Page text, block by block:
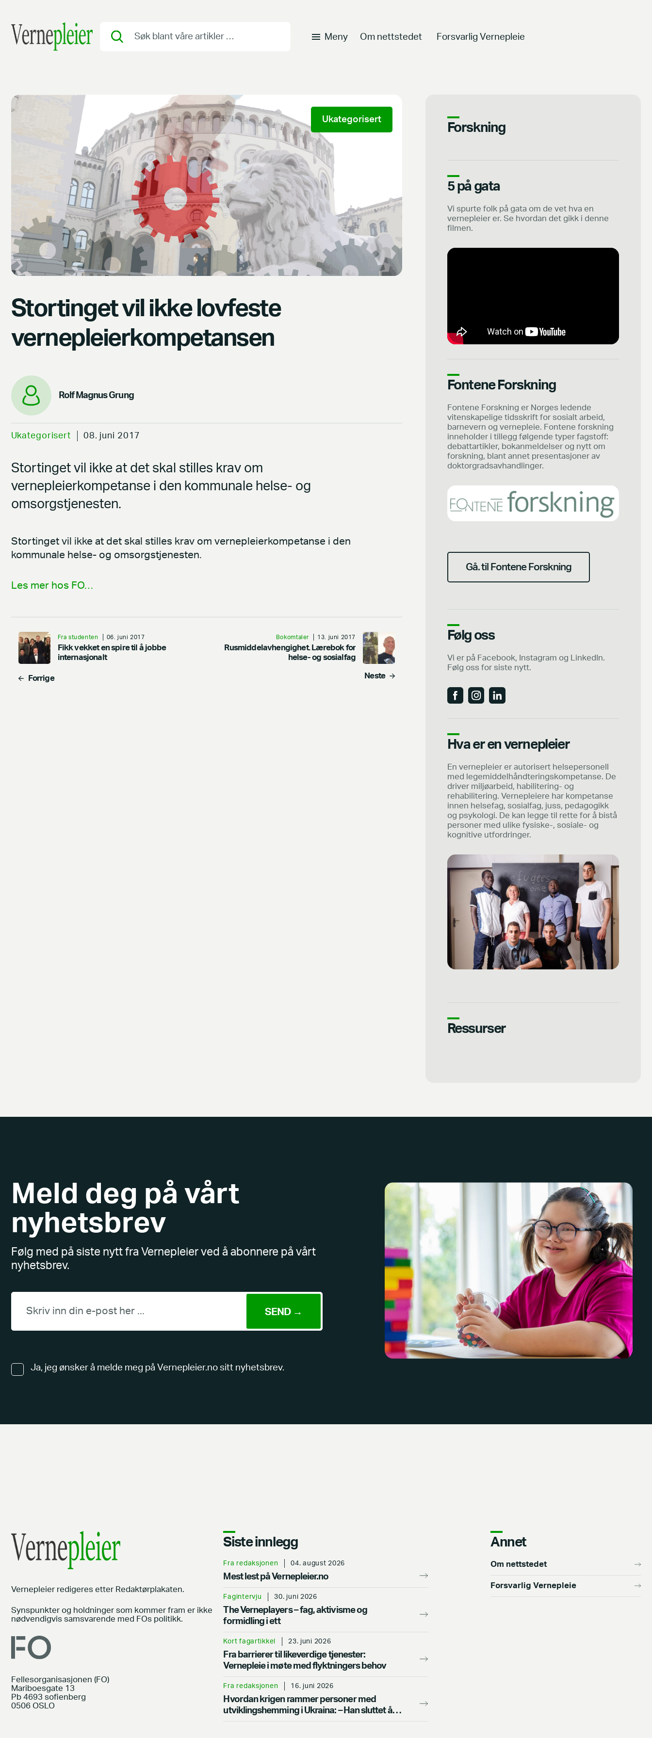
Meny Om nettstedet Forsvarlig Vernepleie
Ukategorisert
Stortinget vil ikke lovfeste
vernepleierkompetansen
Rolf Magnus Grung
Ukategorisert 08. juni 2017
Stortinget vil ikke at det skal stilles krav om
vernepleierkompetanse i den kommunale helse- og
omsorgstjenesten.
Stortinget vil ikke at det skal stilles krav om vernepleierkompetanse i den
kommunale helse- og omsorgstjenesten.
Les mer hos FO…
Fra studenten 06. juni 2017
Fikk vekket en spire til å jobbe
internasjonalt
Forrige
Bokomtaler 13. juni 2017
Rusmiddelavhengighet. Lærebok for
helse- og sosialfag
Neste
Forskning
5 på gata
Vi spurte folk på gata om de vet hva en
vernepleier er. Se hvordan det gikk i denne
filmen.
Fontene Forskning
Fontene Forskning er Norges ledende
vitenskapelige tidsskrift for sosialt arbeid,
barnevern og vernepleie. Fontene forskning
inneholder i tillegg følgende typer fagstoff:
debattartikler, bokanmeldelser og nytt om
forskning, blant annet presentasjoner av
doktorgradsavhandlinger.
Gå. til Fontene Forskning
Følg oss
Vi er på Facebook, Instagram og LinkedIn.
Følg oss for siste nytt.
Hva er en vernepleier
En vernepleier er autorisert helsepersonell
med legemiddelhåndteringskompetanse. De
driver miljøarbeid, habilitering- og
rehabilitering. Vernepleiere har kompetanse
innen helsefag, sosialfag, juss, pedagogikk
og psykologi. De kan legge til rette for å bistå
personer med ulike fysiske-, sosiale- og
kognitive utfordringer.
Ressurser
Meld deg på vårt
nyhetsbrev
Følg med på siste nytt fra Vernepleier ved å abonnere på vårt
nyhetsbrev.
Ja, jeg ønsker å melde meg på Vernepleier.no sitt nyhetsbrev.
Vernepleier redigeres etter Redaktørplakaten.
Synspunkter og holdninger som kommer fram er ikke
nødvendigvis samsvarende med FOs politikk.
Fellesorganisasjonen (FO)
Mariboesgate 13
Pb 4693 sofienberg
0506 OSLO
Siste innlegg
Fra redaksjonen 04. august 2026
Mest lest på Vernepleier.no
Fagintervju 30. juni 2026
The Verneplayers – fag, aktivisme og
formidling i ett
Kort fagartikkel 23. juni 2026
Fra barrierer til likeverdige tjenester:
Vernepleie i møte med flyktningers behov
Fra redaksjonen 16. juni 2026
Hvordan krigen rammer personer med
utviklingshemming i Ukraina: –⁠ Han sluttet å
snakke
Annet
Om nettstedet
Forsvarlig Vernepleie